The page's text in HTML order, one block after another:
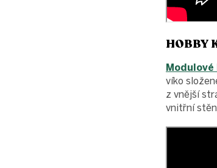
HOBBY
víko
z vnější
vnitřní